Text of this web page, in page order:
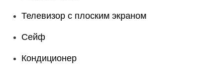
Телевизор с плоским экраном
Сейф
Кондиционер